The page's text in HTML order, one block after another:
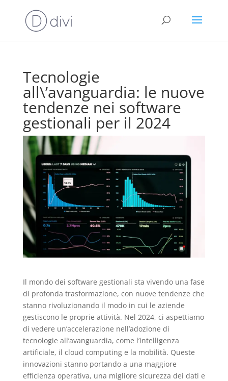
Tecnologie
all\’avanguardia: le nuove
tendenze nei software
gestionali per il 2024
Il mondo dei software gestionali sta vivendo una fase
di profonda trasformazione, con nuove tendenze che
stanno rivoluzionando il modo in cui le aziende
gestiscono le proprie attività. Nel 2024, ci aspettiamo
di vedere un’accelerazione nell’adozione di
tecnologie all’avanguardia, come l’intelligenza
artificiale, il cloud computing e la mobilità. Queste
innovazioni stanno portando a una maggiore
efficienza operativa, una migliore sicurezza dei dati e